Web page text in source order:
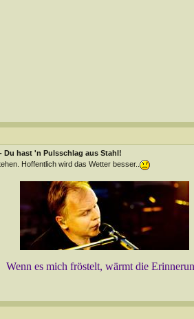
Du hast 'n Pulsschlag aus Stahl!
Hoffentlich wird das Wetter besser..
Wenn es mich fröstelt, wärmt die